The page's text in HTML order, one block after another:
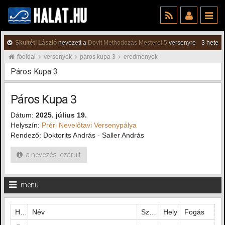
Skultéti László nevezett a Dovit Methodozás Mesterei 5 versenyre
3 hete
főoldal
versenyek páros kupa 3 eredmenyek
Páros Kupa 3
Páros Kupa 3
Dátum: 2025. július 19.
Helyszín: Préri Nevelőtavi Versenypálya
Rendező: Doktorits András - Saller András
a nevezés lezárult
menü
Név Hely
Fogás